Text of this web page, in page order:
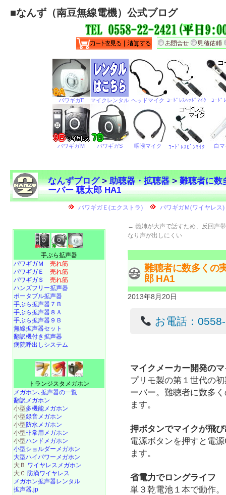
■なんず（南豆無線電機）公式ブログ
なんずブログ>助聴器・拡聴器>難聴者に数
ーバー 聴太郎 HA1
← 義姉が大声で話すため、反回声
なり声が出しにくい
難聴者に数多くの
郎 HA1
2013年8月20日
お電話：
マイクメーカー開発の
プリモ製の第１世代の
ーバー。難聴者に数多
ます。
押ボタンでマイクが飛
電源ボタンを押すと電
ます。
省電力でロングライフ
単３乾電池１本で動作
手ぶら拡声器
パワギガＭ 売れ筋
パワギガＥ 売れ筋
パワギガＳ 売れ筋
ハンズフリー拡声器
ポータブル拡声器
手ぶら拡声器７Ｂ
手ぶら拡声器８Ａ
手ぶら拡声器９Ｂ
無線拡声器セット
翻訳機付き拡声器
病院呼出しシステム
トランジスタメガホン
メガホン､拡声器の一覧
翻訳メガホン
小型多機能メガホン
小型録音メガホン
小型防水メガホン
小型非常用メガホン
小型ハンドメガホン
小型ショルダーメガホン
大型ハイパワーメガホン
大Ｂ ワイヤレスメガホン
大Ｃ 防滴ワイヤレス
メガホン拡声器レンタル
拡声器.jp